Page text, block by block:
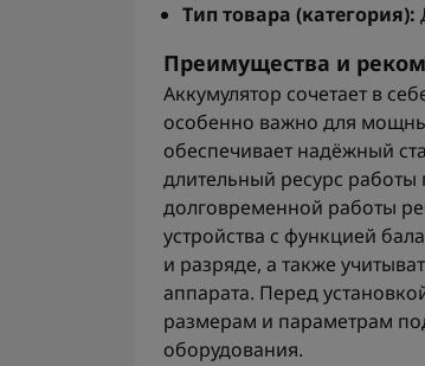
Тип товара (категория):
Преимущества и
Аккумулятор сочетает в
особенно важно для
обеспечивает надёжный
длительный ресурс
долговременной работы
устройства с функцией
и разряде, а также
аппарата. Перед
размерам и параметрам
оборудования.